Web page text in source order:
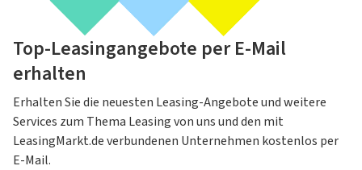
Top-Leasingangebote per E-Mail
erhalten
Erhalten Sie die neuesten Leasing-Angebote und weitere
Services zum Thema Leasing von uns und den mit
LeasingMarkt.de verbundenen Unternehmen kostenlos per
E-Mail.